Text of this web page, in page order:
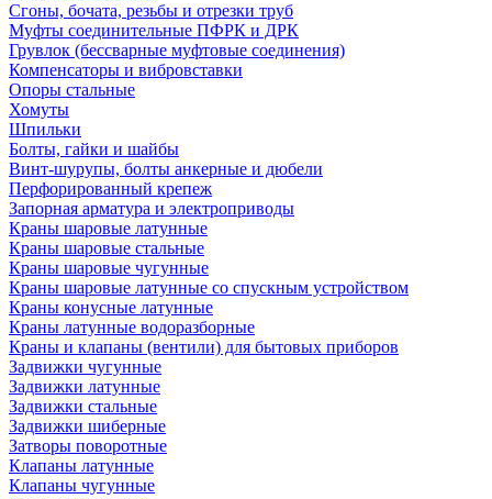
Сгоны, бочата, резьбы и отрезки труб
Муфты соединительные ПФРК и ДРК
Грувлок (бессварные муфтовые соединения)
Компенсаторы и вибровставки
Опоры стальные
Хомуты
Шпильки
Болты, гайки и шайбы
Винт-шурупы, болты анкерные и дюбели
Перфорированный крепеж
Запорная арматура и электроприводы
Краны шаровые латунные
Краны шаровые стальные
Краны шаровые чугунные
Краны шаровые латунные со спускным устройством
Краны конусные латунные
Краны латунные водоразборные
Краны и клапаны (вентили) для бытовых приборов
Задвижки чугунные
Задвижки латунные
Задвижки стальные
Задвижки шиберные
Затворы поворотные
Клапаны латунные
Клапаны чугунные